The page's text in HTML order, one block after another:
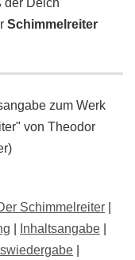
der Deich
Schimmelreiter
zum Werk
von Theodor
Schimmelreiter
Inhaltsangabe